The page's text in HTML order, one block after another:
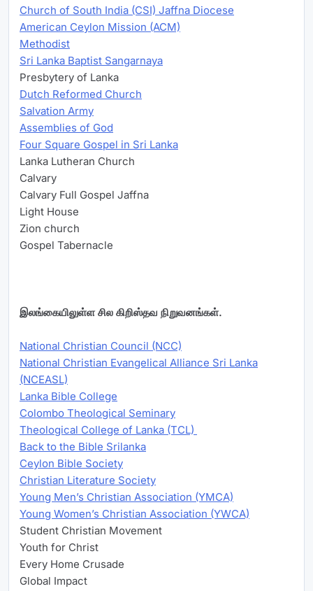
Church of South India (CSI) Jaffna Diocese
American Ceylon Mission (ACM)
Methodist
Sri Lanka Baptist Sangarnaya
Presbytery of Lanka
Dutch Reformed Church
Salvation Army
Assemblies of God
Four Square Gospel in Sri Lanka
Lanka Lutheran Church
Calvary
Calvary Full Gospel Jaffna
Light House
Zion church
Gospel Tabernacle
இலங்கையிலுள்ள சில கிறிஸ்தவ நிறுவனங்கள்.
National Christian Council (NCC)
National Christian Evangelical Alliance Sri Lanka
(NCEASL)
Lanka Bible College
Colombo Theological Seminary
Theological College of Lanka (TCL)
Back to the Bible Srilanka
Ceylon Bible Society
Christian Literature Society
Young Men’s Christian Association (YMCA)
Young Women’s Christian Association (YWCA)
Student Christian Movement
Youth for Christ
Every Home Crusade
Global Impact